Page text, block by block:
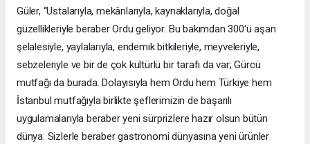
Güler, “Ustalarıyla, mekânlarıyla, kaynaklarıyla, doğal
güzellikleriyle beraber Ordu geliyor. Bu bakımdan 300'ü aşan
şelalesiyle, yaylalarıyla, endemik bitkileriyle, meyveleriyle,
sebzeleriyle ve bir de çok kültürlü bir tarafı da var; Gürcü
mutfağı da burada. Dolayısıyla hem Ordu hem Türkiye hem
İstanbul mutfağıyla birlikte şeflerimizin de başarılı
uygulamalarıyla beraber yeni sürprizlere hazır olsun bütün
dünya. Sizlerle beraber gastronomi dünyasına yeni ürünler